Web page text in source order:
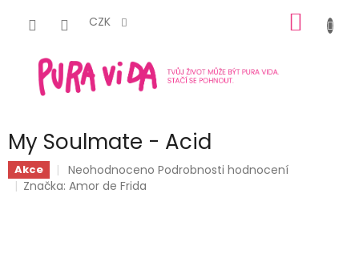
CZK
KOŠÍK
My Soulmate - Acid
Akce
Průměrné
hodnocení
Neohodnoceno Podrobnosti hodnocení
Značka:Amor de Frida